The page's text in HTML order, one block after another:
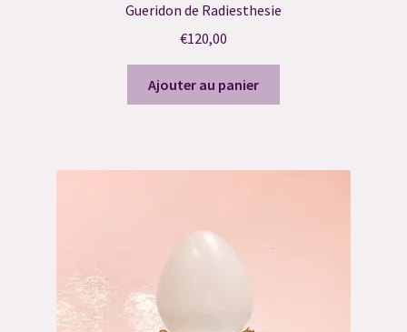
Gueridon de Radiesthesie
€120,00
Ajouter au panier